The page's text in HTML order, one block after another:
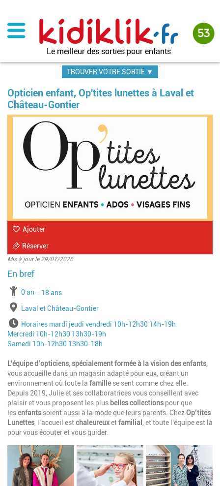
contenu
principal
Le meilleur des sorties pour enfants
TROUVER VOTRE SORTIE ▼
Opticien enfant, Op'tites lunettes à Laval et
Château-Gontier
Ajouter
Réserver
Mis à jour le 29/07/2026
à partir de
0 an jusqu'à l'âge de
18 ans
Lieu
Laval et Château-Gontier
HorairesHoraires mardi jeudi vendredi 10h-12h30 14h-19h
Mercredi 10h-12h30 13h30-19h
Samedi 10h-12h30 13h30-18h
L'équipe d’opticiens, spécialement formée à la vision des enfants
vous accueille dans un magasin adapté pour eux, créant un
environnement où toute la famillese sent comme chez elle.
Depuis 2019, Julie et ses collaboratrices vous conseillent avec
plaisir et vous proposent les plus belles collections pour que
lesenfants soient aussi à la mode que leurs parents. ChezOp’tites
Lunettes , l’accueil estchaleureuxetfamilial
, et toute l'équipe est là
pour vous écouter et vous guider.